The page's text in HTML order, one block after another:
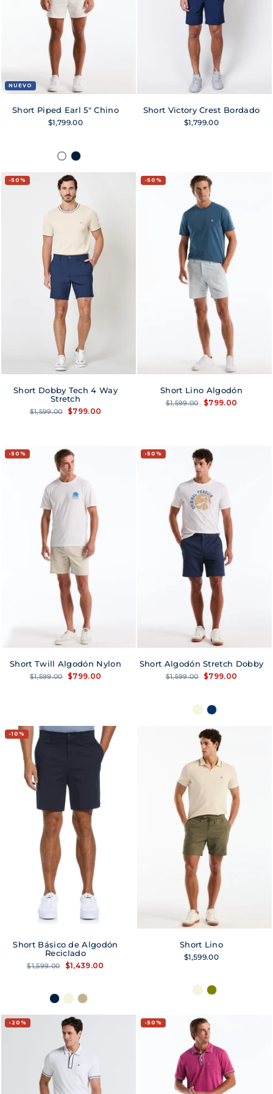
NUEVO
Short Piped Earl 5" Chino
$1,799.00
Short Victory Crest Bordado
$1,799.00
50%
Short Dobby Tech 4 Way
Stretch
Precio
$1,599.00
Precio
$799.00
50%
Short Lino Algodón
Precio
$1,599.00
Precio
$799.00
50%
Short Twill Algodón Nylon
Precio
$1,599.00
Precio
$799.00
50%
Short Algodón Stretch Dobby
Precio
$1,599.00
Precio
$799.00
10%
Short Básico de Algodón
Reciclado
Precio
habitual
$1,599.00
Precio
de
$1,439.00
Short Lino
$1,599.00
20% 50%